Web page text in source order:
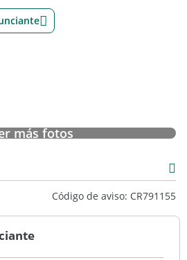
más fotos
Código de aviso: CR791155